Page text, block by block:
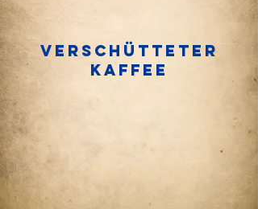
Verschütteter
Kaffee